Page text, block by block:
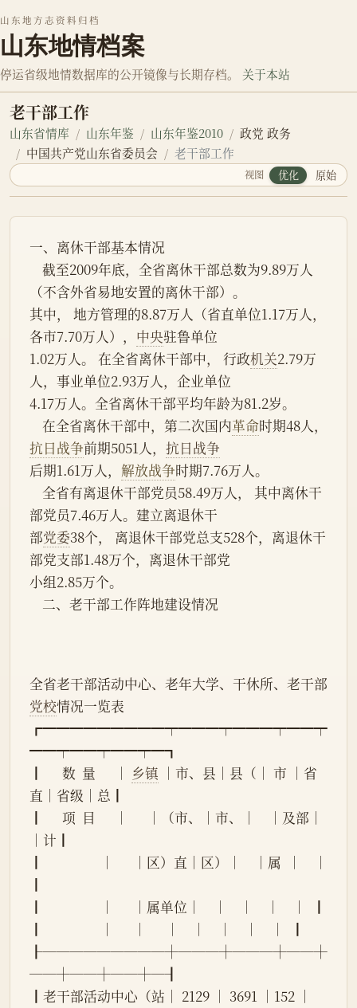
山东地方志资料归档
山东地情档案
停运省级地情数据库的公开镜像与长期存档。 关于本站
老干部工作
山东省情库 山东年鉴 山东年鉴2010
政党 政务
中国共产党山东省委员会
老干部工作
视图 优化 原始
一、离休干部基本情况
（不含外省易地安置的离休干部）。
其中， 地方管理的8.87万人（省直单位1.17万人，
各市7.70万人）， 中央驻鲁单位
1.02万人。 在全省离休干部中， 行政机关2.79万
人，事业单位2.93万人，企业单位
4.17万人。全省离休干部平均年龄为81.2岁。
    在全省离休干部中，第二次国内
革命时期48人，
抗日战争前期5051人， 抗日战争
后期1.61万人， 解放战争时期7.76万人。
部党员7.46万人。建立离退休干
部党委38个， 离退休干部党总支528个，离退休干
部党支部1.48万个，离退休干部党
小组2.85万个。
    二、老干部工作阵地建设情况
全省老干部活动中心、老年大学、干休所、老干部
党校情况一览表
┏━━━━━━━━━┯━━━┯━━━┯━━┯
━━┯━━┯━━┯━┓
┃      数  量      │ 乡镇 │市、县│县（│ 市 │省
直│省级│总┃
┃      项  目      │      │（市、│市、│    │及部│
│计┃
┃                  │      │区）直│区）│    │属  │    │
┃
┃                  │      │属单位│    │    │    │    │  ┃
┃                  │      │      │    │    │    │    │  ┃
┠─────────┼───┼───┼──┼
──┼──┼──┼─┨
┃老干部活动中心（站│ 2129 │ 3691 │152 │